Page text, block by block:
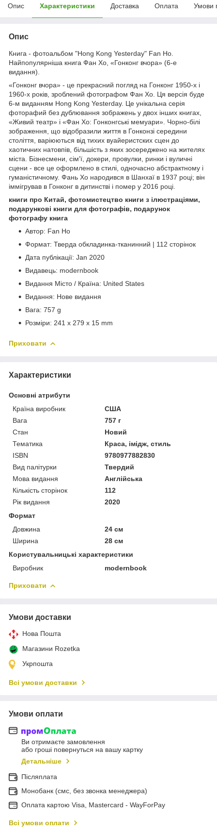
Опис Характеристики Доставка Оплата Умови
Опис
Книга - фотоальбом "Hong Kong Yesterday" Fan Ho.
Найпопулярніша книга Фан Хо, «Гонконг вчора» (6-е
видання).
«Гонконг вчора» - це прекрасний погляд на Гонконг 1950-х і
1960-х років, зроблений фотографом Фан Хо. Ця версія буде
6-м виданням Hong Kong Yesterday. Це унікальна серія
фоторафий без дублювання зображень у двох інших книгах,
«Живий театр» і «Фан Хо: Гонконгські мемуари». Чорно-білі
зображення, що відобразили життя в Гонконзі середини
століття, варіюються від тихих вуайеристских сцен до
хаотичних натовпів, більшість з яких зосереджено на жителях
міста. Бізнесмени, сім'ї, докери, провулки, ринки і вуличні
сцени - все це оформлено в стилі, одночасно абстрактному і
гуманістичному. Фань Хо народився в Шанхаї в 1937 році; він
іммігрував в Гонконг в дитинстві і помер у 2016 році.
книги про Китай, фотомистецтво книги з ілюстраціями,
подарункові книги для фотографів, подарунок
фотографу книга
Автор: Fan Ho
Формат: Тверда обкладинка-тканинний | 112 сторінок
Дата публікації: Jan 2020
Видавець: modernbook
Видання Місто / Країна: United States
Видання: Нове видання
Вага: 757 g
Розміри: 241 x 279 x 15 mm
Приховати
Характеристики
Основні атрибути
Країна виробник
США
Вага
757 г
Стан
Новий
Тематика
Краса, імідж, стиль
ISBN
9780977882830
Вид палітурки
Твердий
Мова видання
Англійська
Кількість сторінок
112
Рік видання
2020
Формат
Довжина
24 см
Ширина
28 см
Користувальницькі характеристики
Виробник
modernbook
Приховати
Умови доставки
Нова Пошта
Магазини Rozetka
Укрпошта
Всі умови доставки
Умови оплати
Ви отримаєте замовлення
або гроші повернуться на вашу картку
Детальніше
Післяплата
Монобанк (смс, без звонка менеджера)
Оплата картою Visa, Mastercard - WayForPay
Всі умови оплати